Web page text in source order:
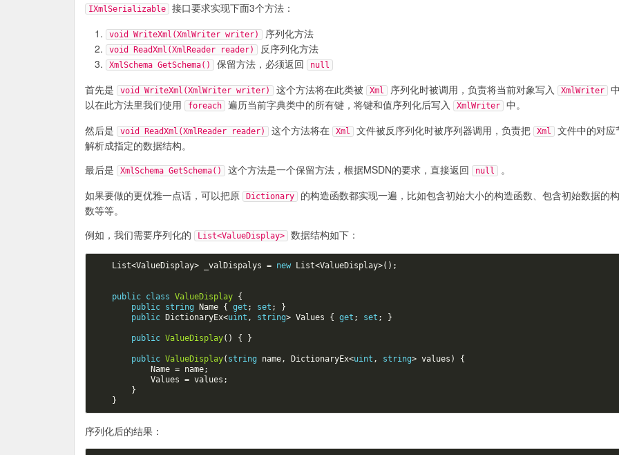
IXmlSerializable 接口要求实现下面3个方法：
void WriteXml(XmlWriter writer) 序列化方法
void ReadXml(XmlReader reader) 反序列化方法
XmlSchema GetSchema() 保留方法，必须返回 null
首先是 void WriteXml(XmlWriter writer) 这个方法将在此类被 Xml 序列化时被调用，负责将当前对象写入 XmlWriter
以在此方法里我们使用
foreach 遍历当前字典类中的所有键，将键和值序列化后写入 XmlWriter
中。
然后是
void ReadXml(XmlReader reader) 这个方法将在 Xml 文件被反序列化时被序列器调用，负责把 Xml
文件中的对应
解析成指定的数据结构。
最后是
XmlSchema GetSchema() 这个方法是一个保留方法，根据MSDN的要求，直接返回 null
。
如果要做的更优雅一点话，可以把原
Dictionary
的构造函数都实现一遍，比如包含初始大小的构造函数、包含初始数据的
数等等。
例如，我们需要序列化的
List<ValueDisplay> 数据结构如下：
List<ValueDisplay> _valDispalys = new List<ValueDisplay>();
public class ValueDisplay {
public string Name { get ; set ;
}
public
DictionaryEx<uint , string> Values { get ; set ; }
public ValueDisplay() { }
public ValueDisplay( string name, DictionaryEx<uint , string> values )
{
Name = name;
Values = values ;
}
}
序列化后的结果：